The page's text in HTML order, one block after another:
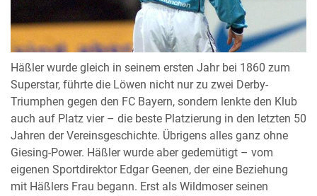
Häßler wurde gleich in seinem ersten Jahr bei 1860 zum
Superstar, führte die Löwen nicht nur zu zwei Derby-
Triumphen gegen den FC Bayern, sondern lenkte den Klub
auch auf Platz vier – die beste Platzierung in den letzten 50
Jahren der Vereinsgeschichte. Übrigens alles ganz ohne
Giesing-Power. Häßler wurde aber gedemütigt – vom
eigenen Sportdirektor Edgar Geenen, der eine Beziehung
mit Häßlers Frau begann. Erst als Wildmoser seinen